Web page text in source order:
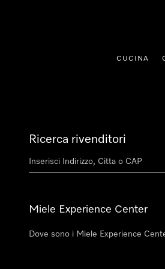
CUCINA
Ricerca rivenditori
Miele Experience Center
Dove sono i Miele Experience